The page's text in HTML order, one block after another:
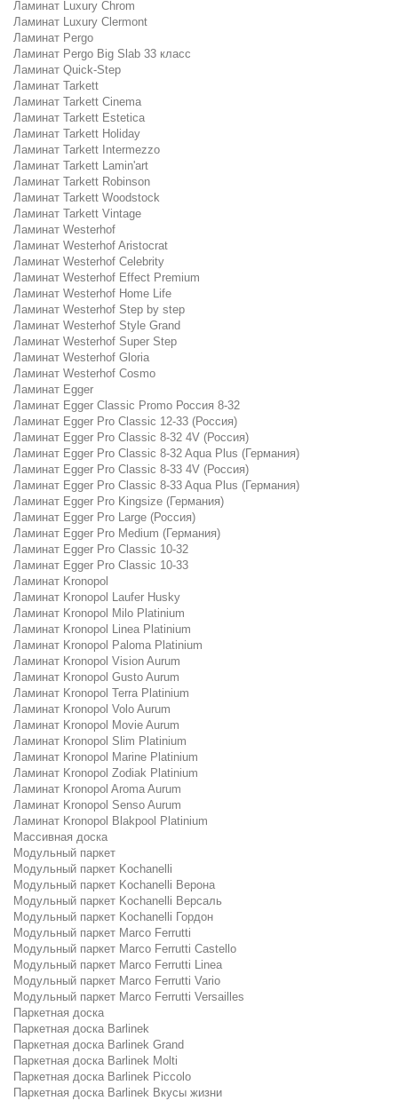
Ламинат Luxury Chrom
Ламинат Luxury Clermont
Ламинат Pergo
Ламинат Pergo Big Slab 33 класс
Ламинат Quick-Step
Ламинат Tarkett
Ламинат Tarkett Cinema
Ламинат Tarkett Estetica
Ламинат Tarkett Holiday
Ламинат Tarkett Intermezzo
Ламинат Tarkett Lamin'art
Ламинат Tarkett Robinson
Ламинат Tarkett Woodstock
Ламинат Tarkett Vintage
Ламинат Westerhof
Ламинат Westerhof Aristocrat
Ламинат Westerhof Celebrity
Ламинат Westerhof Effect Premium
Ламинат Westerhof Home Life
Ламинат Westerhof Step by step
Ламинат Westerhof Style Grand
Ламинат Westerhof Super Step
Ламинат Westerhof Gloria
Ламинат Westerhof Cosmo
Ламинат Egger
Ламинат Egger Classic Promo Россия 8-32
Ламинат Egger Pro Classic 12-33 (Россия)
Ламинат Egger Pro Classic 8-32 4V (Россия)
Ламинат Egger Pro Classic 8-32 Aqua Plus (Германия)
Ламинат Egger Pro Classic 8-33 4V (Россия)
Ламинат Egger Pro Classic 8-33 Aqua Plus (Германия)
Ламинат Egger Pro Kingsize (Германия)
Ламинат Egger Pro Large (Россия)
Ламинат Egger Pro Medium (Германия)
Ламинат Egger Pro Classic 10-32
Ламинат Egger Pro Classic 10-33
Ламинат Kronopol
Ламинат Kronopol Laufer Husky
Ламинат Kronopol Milo Platinium
Ламинат Kronopol Linea Platinium
Ламинат Kronopol Paloma Platinium
Ламинат Kronopol Vision Aurum
Ламинат Kronopol Gusto Aurum
Ламинат Kronopol Terra Platinium
Ламинат Kronopol Volo Aurum
Ламинат Kronopol Movie Aurum
Ламинат Kronopol Slim Platinium
Ламинат Kronopol Marine Platinium
Ламинат Kronopol Zodiak Platinium
Ламинат Kronopol Aroma Aurum
Ламинат Kronopol Senso Aurum
Ламинат Kronopol Blakpool Platinium
Массивная доска
Модульный паркет
Модульный паркет Kochanelli
Модульный паркет Kochanelli Верона
Модульный паркет Kochanelli Версаль
Модульный паркет Kochanelli Гордон
Модульный паркет Marco Ferrutti
Модульный паркет Marco Ferrutti Castello
Модульный паркет Marco Ferrutti Linea
Модульный паркет Marco Ferrutti Vario
Модульный паркет Marco Ferrutti Versailles
Паркетная доска
Паркетная доска Barlinek
Паркетная доска Barlinek Grand
Паркетная доска Barlinek Molti
Паркетная доска Barlinek Piccolo
Паркетная доска Barlinek Вкусы жизни